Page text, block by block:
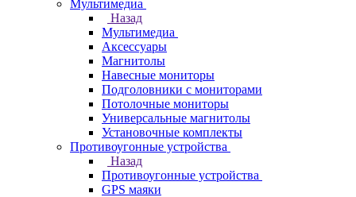
Мультимедиа
Назад
Мультимедиа
Аксессуары
Магнитолы
Навесные мониторы
Подголовники с мониторами
Потолочные мониторы
Универсальные магнитолы
Установочные комплекты
Противоугонные устройства
Назад
Противоугонные устройства
GPS маяки